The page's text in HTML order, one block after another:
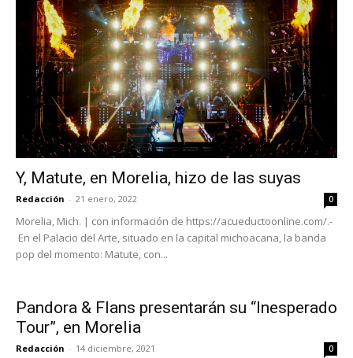
Y, Matute, en Morelia, hizo de las suyas
Redacción - 21 enero, 2022 0
Morelia, Mich. | con información de https://acueductoonline.com/.-
En el Palacio del Arte, situado en la capital michoacana, la banda
pop del momento: Matute, con...
Pandora & Flans presentarán su “Inesperado
Tour”, en Morelia
Redacción - 14 diciembre, 2021 0